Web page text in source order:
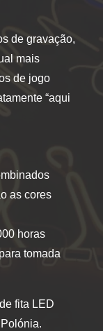
de gravação,
mais
de jogo
“aqui
as cores
horas
tomada
fita LED